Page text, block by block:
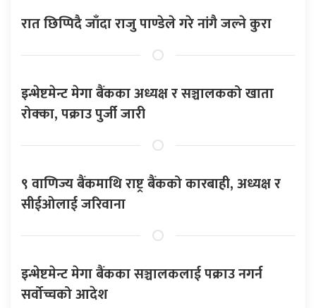
रात छिप्पिदै जाँदा राजु पाण्डेले गरे नांगै जल्ने कुरा
इन्भेष्टमेन्ट मेगा बैंकका अध्यक्ष र सञ्चालकको खाता
रोक्का, पक्राउ पुर्जी जारी
९ वाणिज्य बैंकमाथि राष्ट्र बैंकको कारबाही, अध्यक्ष र
सीईओलाई जरिवाना
इन्भेष्टमेन्ट मेगा बैंकका सञ्चालकलाई पक्राउ नगर्न
सर्वोच्चको आदेश